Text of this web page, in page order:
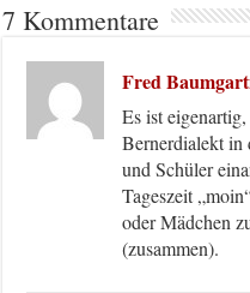
7 Kommentare
Fred
Es ist
Bernerdialekt in
und Schüler
Tageszeit
oder Mädchen
(zusammen).